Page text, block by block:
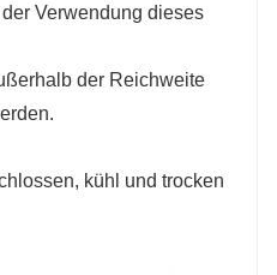
Verwendung dieses
der Reichweite
kühl und trocken